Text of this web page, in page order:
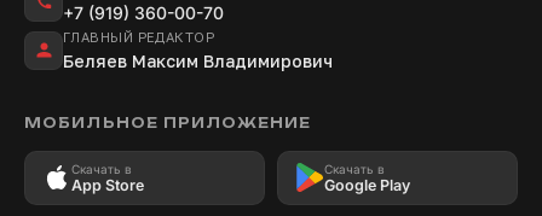
+7 (919) 360-00-70
ГЛАВНЫЙ РЕДАКТОР
Беляев Максим Владимирович
МОБИЛЬНОЕ ПРИЛОЖЕНИЕ
Скачать в
App Store
Скачать в
Google Play